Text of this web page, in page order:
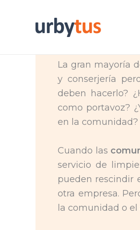
La gran mayoría
y conserjería
deben hacerlo?
como portavoz?
en la comunidad?
Cuando las
servicio de
pueden rescindir
otra empresa.
la comunidad o el